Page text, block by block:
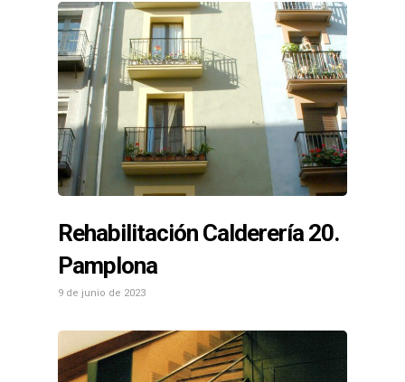
Rehabilitación Calderería 20.
Pamplona
9 de junio de 2023